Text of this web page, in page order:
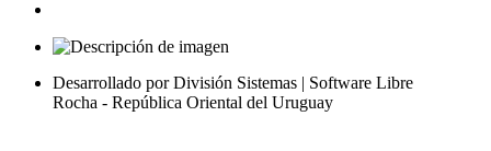
Desarrollado por División Sistemas | Software Libre
Rocha - República Oriental del Uruguay